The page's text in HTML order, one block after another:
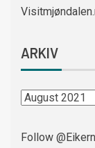
ARKIV
Follow